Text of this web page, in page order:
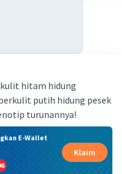
hitam hidung
putih hidung pesek
turunannya!
E-Wallet
Klaim